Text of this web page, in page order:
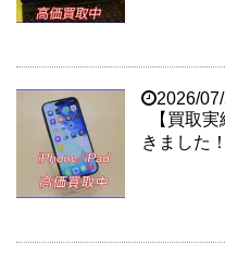
2026/
【買取
きました